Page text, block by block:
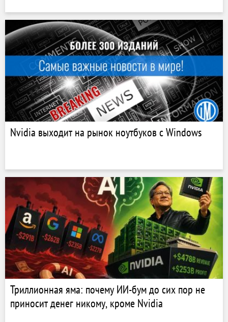
Nvidia выходит на рынок ноутбуков с Windows
Триллионная яма: почему ИИ-бум до сих пор не
приносит денег никому, кроме Nvidia